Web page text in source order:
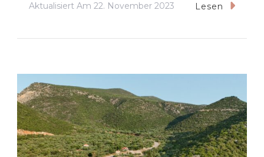
Aktualisiert Am 22. November 2023 Lesen